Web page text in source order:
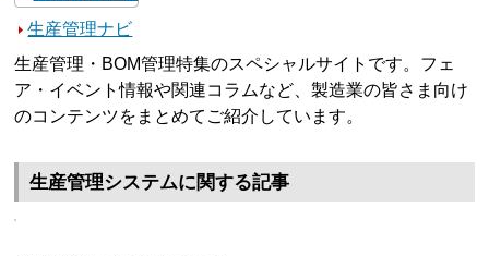
生産管理ナビ
生産管理・BOM管理特集のスペシャルサイトです。フェ
ア・イベント情報や関連コラムなど、製造業の皆さま向け
のコンテンツをまとめてご紹介しています。
生産管理システムに関する記事